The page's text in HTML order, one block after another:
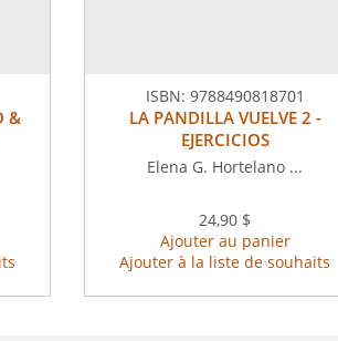
&
ISBN: 9788490818701
LA PANDILLA VUELVE 2 -
EJERCICIOS
Elena G. Hortelano ...
24,90 $
Ajouter au panier
Ajouter à la liste de souhaits